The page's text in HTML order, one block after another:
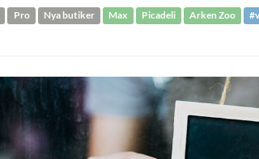
Pro Nya butiker Max Picadeli Arken Zoo